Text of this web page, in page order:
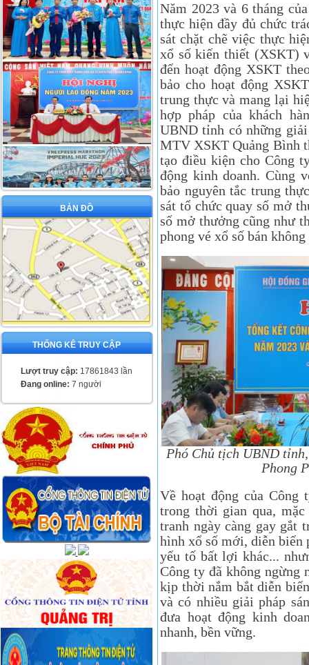
BẢN ĐỒ
THỐNG KÊ TRUY CẬP
Lượt truy cập: 17861843 lần
Đang online: 7 người
Năm 2023 và 6 tháng
thực hiện đầy đủ chức
sát chặt chẽ việc thực
xổ số kiến thiết (XSKT)
đến hoạt động XSKT
bảo cho hoạt động
trung thực và mang lại
hợp pháp của khách
UBND tỉnh có những
MTV XSKT Quảng Bình
tạo điều kiện cho Công
động kinh doanh. Cùng
bảo nguyên tắc trung
sát tổ chức quay số mở
số mở thưởng cũng như
phong vé xổ số bán
Phó Chủ tịch UBND
Phong
Về hoạt động của
trong thời gian qua,
tranh ngày càng gay gắt
hình xổ số mới, diễn biến
yếu tố bất lợi khác...
Công ty đã không ngừng
kịp thời nắm bắt diễn
và có nhiều giải pháp
đưa hoạt động kinh
nhanh, bền vững.